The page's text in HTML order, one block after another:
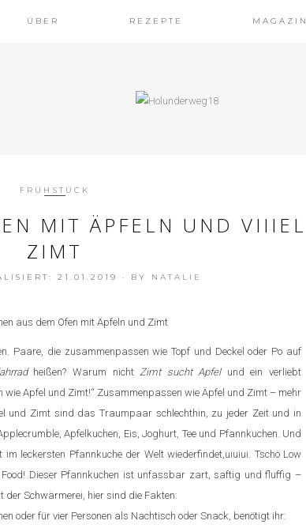
ÜBER REZEPTE MAGAZIN
FRÜHSTÜCK
MIT ÄPFELN UND VIIIEL
ZIMT
21.01.2019 · BY NATALIE
Paare, die zusammenpassen wie Topf und Deckel oder Po auf
heißen? Warum nichtZimt sucht Apfelund ein verliebt
Apfel und Zimt!“ Zusammenpassen wie Äpfel und Zimt – mehr
und Zimt sind das Traumpaar schlechthin, zu jeder Zeit und in
Apfelkuchen, Eis, Joghurt, Tee und Pfannkuchen. Und
leckersten Pfannkuche der Welt wiederfindet,uiuiui. Tschö Low
Dieser Pfannkuchen ist unfassbar zart, saftig und fluffig –
der Schwärmerei, hier sind die Fakten:
oder für vier Personen als Nachtisch oder Snack, benötigt ihr: